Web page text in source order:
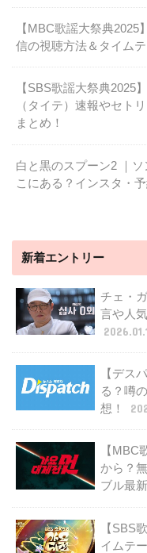
【MBC歌謡大祭典
信の視聴方法＆タイム
【SBS歌謡大祭典2025
（タイテ）速報やセト
まとめ！
白と黒のスプーン2 ｜
こにある？インスタ・
新着エントリー
チェ・
言や人
【デス
る？噂
想！
【
から？
ブル最
【SBS
イムテ